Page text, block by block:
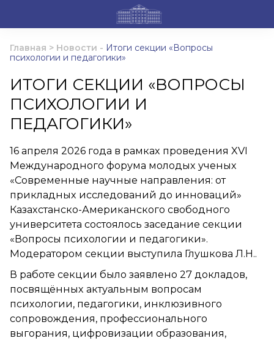
Главная > Новости - Итоги секции «Вопросы
психологии и педагогики»
ИТОГИ СЕКЦИИ «ВОПРОСЫ
ПСИХОЛОГИИ И
ПЕДАГОГИКИ»
16 апреля 2026 года в рамках проведения XVI
Международного форума молодых ученых
«Современные научные направления: от
прикладных исследований до инноваций»
Казахстанско-Американского свободного
университета состоялось заседание секции
«Вопросы психологии и педагогики».
Модератором секции выступила Глушкова Л.Н..
В работе секции было заявлено 27 докладов,
посвящённых актуальным вопросам
психологии, педагогики, инклюзивного
сопровождения, профессионального
выгорания, цифровизации образования,